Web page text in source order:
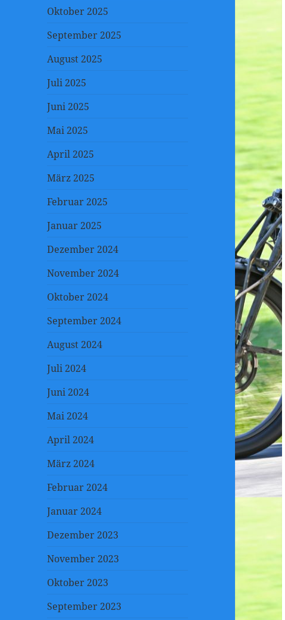
Oktober 2025
September 2025
August 2025
Juli 2025
Juni 2025
Mai 2025
April 2025
März 2025
Februar 2025
Januar 2025
Dezember 2024
November 2024
Oktober 2024
September 2024
August 2024
Juli 2024
Juni 2024
Mai 2024
April 2024
März 2024
Februar 2024
Januar 2024
Dezember 2023
November 2023
Oktober 2023
September 2023